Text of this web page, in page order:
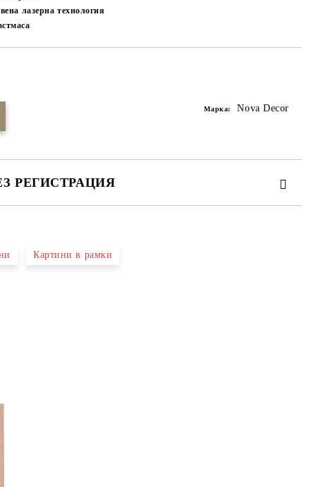
лазерна технология
Марка: Nova Decor
РЕГИСТРАЦИЯ
Картини в рамки